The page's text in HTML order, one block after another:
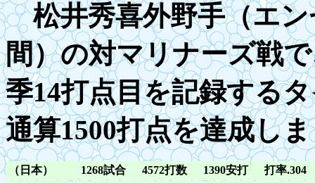
松井秀喜外野手（エン
間）の対マリナーズ戦
季14打点目を記録する
通算1500打点を達成し
（日本） 1268試合 4572打数 1390安打 打率.304